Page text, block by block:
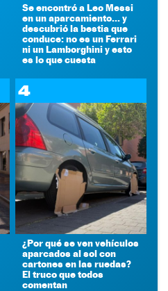
Se encontró a Leo Messi
en un aparcamiento... y
descubrió la bestia que
conduce: no es un Ferrari
ni un Lamborghini y esto
es lo que cuesta
4
¿Por qué se ven vehículos
aparcados al sol con
cartones en las ruedas?
El truco que todos
comentan